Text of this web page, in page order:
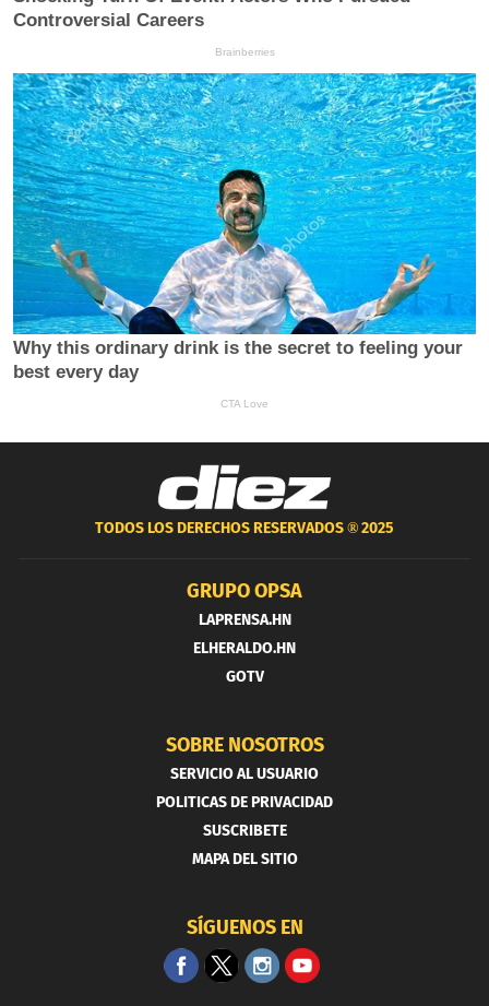
TODOS LOS DERECHOS RESERVADOS ®2025
GRUPO OPSA
LAPRENSA.HN
ELHERALDO.HN
GOTV
SOBRE NOSOTROS
SERVICIO AL USUARIO
POLITICAS DE PRIVACIDAD
SUSCRIBETE
MAPA DEL SITIO
SÍGUENOS EN